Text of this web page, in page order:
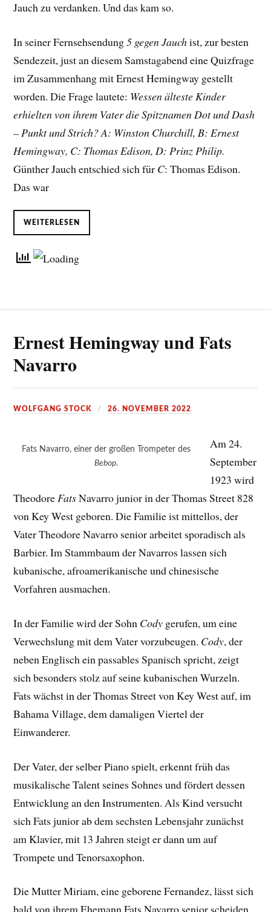
Jauch zu verdanken. Und das kam so.
In seiner Fernsehsendung5 gegen Jauchist, zur besten
Sendezeit, just an diesem Samstagabend eine Quizfrage
im Zusammenhang mit Ernest Hemingway gestellt
worden. Die Frage lautete: Wessen älteste Kinder
erhielten von ihrem Vater die Spitznamen Dot und Dash
– Punkt und Strich? A: Winston Churchill, B: Ernest
Hemingway, C: Thomas Edison, D: Prinz Philip.
Günther Jauch entschied sich für C: Thomas Edison.
Das war
WEITERLESEN
Ernest Hemingway und Fats
Navarro
WOLFGANG STOCK 26. NOVEMBER 2022
Fats Navarro, einer der großen Trompeter des
Bebop.
Am 24.
September
1923 wird
TheodoreFatsNavarro junior in der Thomas Street 828
von Key West geboren. Die Familie ist mittellos, der
Vater Theodore Navarro senior arbeitet sporadisch als
Barbier. Im Stammbaum der Navarros lassen sich
kubanische, afroamerikanische und chinesische
Vorfahren ausmachen.
In der Familie wird der Sohn Cody gerufen, um eine
Verwechslung mit dem Vater vorzubeugen. Cody, der
neben Englisch ein passables Spanisch spricht, zeigt
sich besonders stolz auf seine kubanischen Wurzeln.
Fats wächst in der Thomas Street von Key West auf, im
Bahama Village, dem damaligen Viertel der
Einwanderer.
Der Vater, der selber Piano spielt, erkennt früh das
musikalische Talent seines Sohnes und fördert dessen
Entwicklung an den Instrumenten. Als Kind versucht
sich Fats junior ab dem sechsten Lebensjahr zunächst
am Klavier, mit 13 Jahren steigt er dann um auf
Trompete und Tenorsaxophon.
Die Mutter Miriam, eine geborene Fernandez, lässt sich